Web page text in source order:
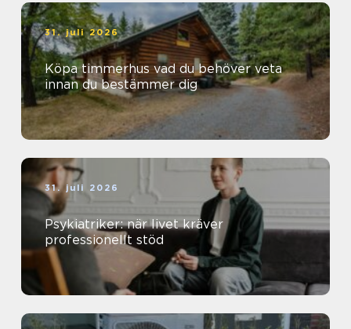
31. juli 2026
Köpa timmerhus vad du behöver veta
innan du bestämmer dig
31. juli 2026
Psykiatriker: när livet kräver
professionellt stöd